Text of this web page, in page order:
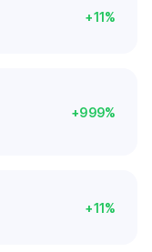
+11%
+999%
+11%